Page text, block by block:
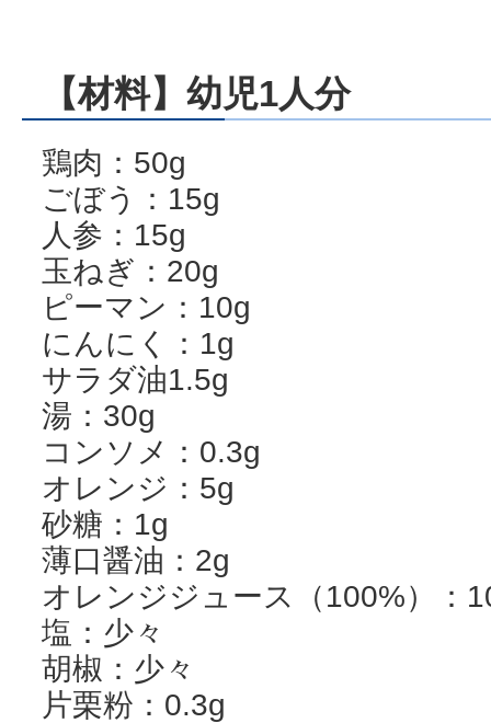
【材料】幼児1人分
鶏肉：50g
ごぼう：15g
人参：15g
玉ねぎ：20g
ピーマン：10g
にんにく：1g
サラダ油1.5g
湯：30g
コンソメ：0.3g
オレンジ：5g
砂糖：1g
薄口醤油：2g
オレンジジュース（100%）：
塩：少々
胡椒：少々
片栗粉：0.3g